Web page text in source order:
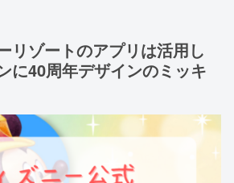
リゾートのアプリは活用し
に40周年デザインのミッキ